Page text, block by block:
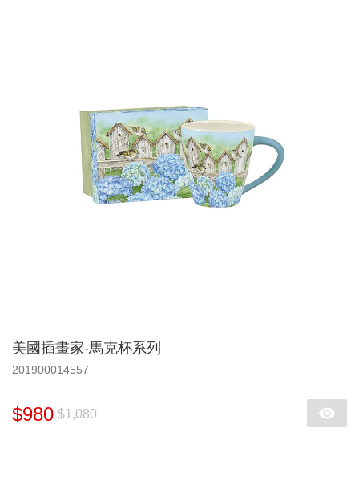
美國插畫家-馬克杯系列
201900014557
$980 $1,080